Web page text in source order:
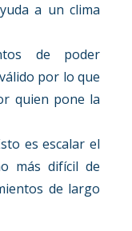
a un clima
de poder
por lo que
quien pone la
es escalar el
más difícil de
de largo